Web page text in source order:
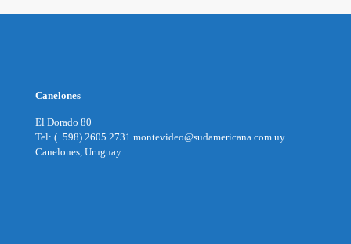
Canelones
El Dorado 80
Tel: (+598) 2605 2731 montevideo@sudamericana.com.uy
Canelones, Uruguay